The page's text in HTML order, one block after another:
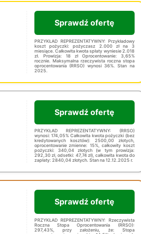
Sprawdź ofertę
PRZYKŁAD REPREZENTATYWNY: Przykładowy
koszt pożyczki: pożyczasz 2.000 zł na 3
miesiące. Całkowita kwota spłaty wyniesie 2.018
zł. Prowizja: 18 zł Oprocentowanie: 3,65%
rocznie. Maksymalna rzeczywista roczna stopa
oprocentowania (RRSO) wynosi 36%. Stan na
2025.
Sprawdź ofertę
PRZYKŁAD REPREZENTATYWNY: (RRSO)
wynosi: 174,05% Całkowita kwota pożyczki (bez
kredytowanych kosztów): 2500,00 złotych,
oprocentowanie zmienne: 15%, całkowity koszt
pożyczki: 340,04 złotych (w tym prowizja:
292,30 zł, odsetki: 47,74 zł), całkowita kwota do
zapłaty: 2840,04 złotych. Stan na 12.12.2025 r.
Sprawdź ofertę
PRZYKŁAD REPREZENTATYWNY: Rzeczywista
Roczna Stopa Oprocentowania (RRSO):
297,43%, przy założeniu, że: Stopa